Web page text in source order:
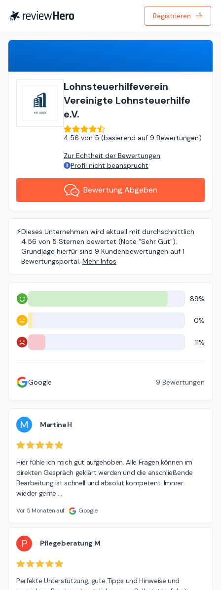
Registrieren
Lohnsteuerhilfeverein
Vereinigte Lohnsteuerhilfe
e.V.
4.56 von 5 (basierend auf 9 Bewertungen)
Zur Echtheit der Bewertungen
Profil nicht beansprucht
Bewertung Abgeben
⚡️Dieses Unternehmen wird aktuell mit durchschnittlich
4.56 von 5 Sternen bewertet (Note “Sehr Gut”).
Grundlage hierfür sind 9 Kundenbewertungen auf 1
Bewertungsportal. Mehr Infos
Positiv 89%
Neutral 0%
Negativ 11%
Google 9 Bewertungen
M Martina H
Hier fühle ich mich gut aufgehoben. Alle Fragen können im
direkten Gespräch geklärt werden und die anschließende
Bearbeitung ist schnell und absolut kompetent. Immer
wieder gerne ...
Vor 5 Monaten auf Google
P Pflegeberatung M
Perfekte Unterstützung, gute Tipps und Hinweise und